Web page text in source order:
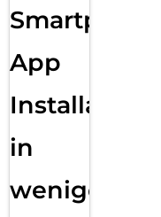
Smartphone
App
Installation
in
wenigen